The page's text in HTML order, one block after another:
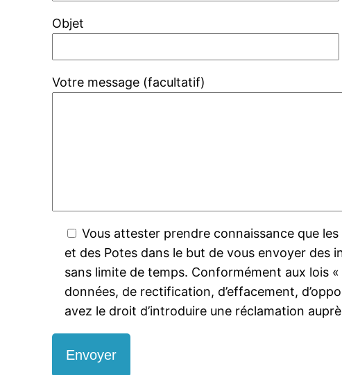
Objet
Votre message (facultatif)
Vous attester prendre connaissance que
et des Potes dans le but de vous envoyer des
sans limite de temps. Conformément aux lois
données, de rectification, d’effacement,
avez le droit d’introduire une réclamation